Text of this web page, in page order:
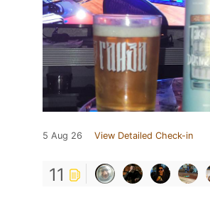
5 Aug 26 View Detailed Check-in
11